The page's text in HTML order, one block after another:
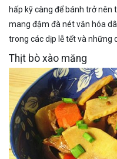
hấp kỹ càng để bánh trở
mang đậm đà nét văn hóa
trong các dịp lễ tết và những
Thịt bò xào măng